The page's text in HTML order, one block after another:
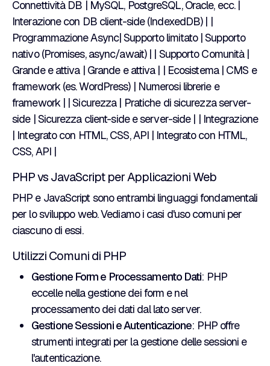
Connettività DB | MySQL, PostgreSQL, Oracle, ecc. |
Interazione con DB client-side (IndexedDB) | |
Programmazione Async| Supporto limitato | Supporto
nativo (Promises, async/await) | | Supporto Comunità |
Grande e attiva | Grande e attiva | | Ecosistema | CMS e
framework (es. WordPress) | Numerosi librerie e
framework | | Sicurezza | Pratiche di sicurezza server-
side | Sicurezza client-side e server-side | | Integrazione
| Integrato con HTML, CSS, API | Integrato con HTML,
CSS, API |
PHP vs JavaScript per Applicazioni Web
PHP e JavaScript sono entrambi linguaggi fondamentali
per lo sviluppo web. Vediamo i casi d'uso comuni per
ciascuno di essi.
Utilizzi Comuni di PHP
Gestione Form e Processamento Dati: PHP
eccelle nella gestione dei form e nel
processamento dei dati dal lato server.
Gestione Sessioni e Autenticazione: PHP offre
strumenti integrati per la gestione delle sessioni e
l'autenticazione.